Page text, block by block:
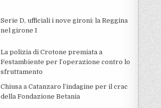
Serie D, ufficiali i nove gironi: la Reggina
nel girone I
La polizia di Crotone premiata a
Festambiente per l’operazione contro lo
sfruttamento
Chiusa a Catanzaro l’indagine per il crac
della Fondazione Betania